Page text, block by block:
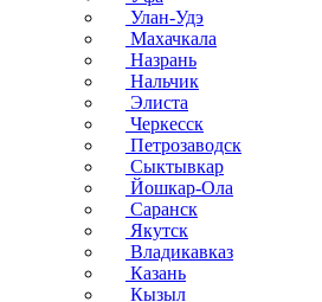
Улан-Удэ
Махачкала
Назрань
Нальчик
Элиста
Черкесск
Петрозаводск
Сыктывкар
Йошкар-Ола
Саранск
Якутск
Владикавказ
Казань
Кызыл